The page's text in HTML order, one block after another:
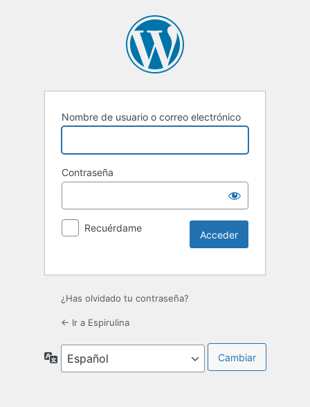
Nombre de usuario o correo electrónico
Contraseña
Recuérdame
¿Has olvidado tu contraseña?
← Ir a Espirulina
Idioma